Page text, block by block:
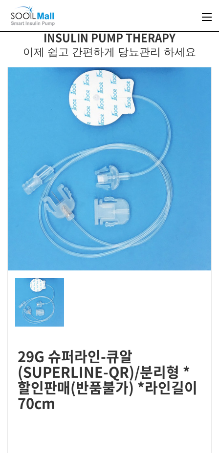
INSULIN PUMP THERAPY
이제 쉽고 간편하게 당뇨관리 하세요
29G 슈퍼라인-큐알
(SUPERLINE-QR)/분리형 *
할인판매(반품불가) *라인길이
70cm